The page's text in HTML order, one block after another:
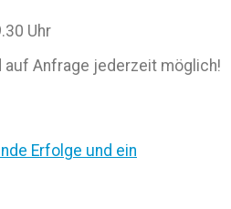
Uhr
auf Anfrage jederzeit möglich!
Erfolge und ein